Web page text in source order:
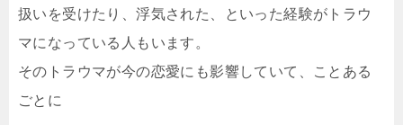
扱いを受けたり、浮気された、といった経験がトラウ
マになっている人もいます。
そのトラウマが今の恋愛にも影響していて、ことある
ごとに